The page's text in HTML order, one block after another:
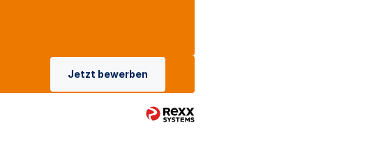
Jetzt bewerben